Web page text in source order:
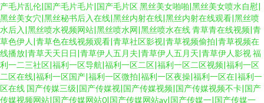
产毛片乱伦|国产毛片毛片|国产毛片区黑丝美女啪啪|黑丝美女喷水自慰|
黑丝美女穴|黑丝秘书后入在线|黑丝内射在线|黑丝内射在线观看|黑丝喷
水后入|黑丝喷水视频网站|黑丝喷水网|黑丝喷水在线青草青在线视频|青
草色伊人|青草色在线视频观看|青草社区影视|青草视频偷拍|青草视频在
线播放|青草天天日日|青草伊人五月夫|青草伊人五月天|青草伊人影视福
利一二三社区|福利一区导航|福利一区二区|福利一区二区视频|福利一区
二区在线|福利一区国产|福利一区微拍|福利一区夜操|福利一区在|福利一
区在线 国产传媒三级|国产传媒视|国产传媒视频|国产传媒视频不卡|国产
传媒视频网站|国产传媒网站0|国产传媒网站av|国产传媒一|国产传媒一